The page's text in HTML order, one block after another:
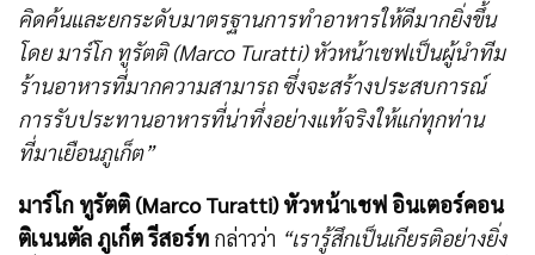
คิดค้นและยกระดับมาตรฐานการทำอาหารให้ดีมากยิ่งขึ้น
โดย มาร์โก ทูรัตติ(Marco Turatti)หัวหน้าเชฟเป็นผู้นำทีม
ร้านอาหารที่มากความสามารถ ซึ่งจะสร้างประสบการณ์
การรับประทานอาหารที่น่าทึ่งอย่างแท้จริงให้แก่ทุกท่าน
ที่มาเยือนภูเก็ต”
มาร์โก ทูรัตติ (Marco Turatti) หัวหน้าเชฟ อินเตอร์คอน
ติเนนตัล ภูเก็ต รีสอร์ท กล่าวว่า “เรารู้สึกเป็นเกียรติอย่างยิ่ง